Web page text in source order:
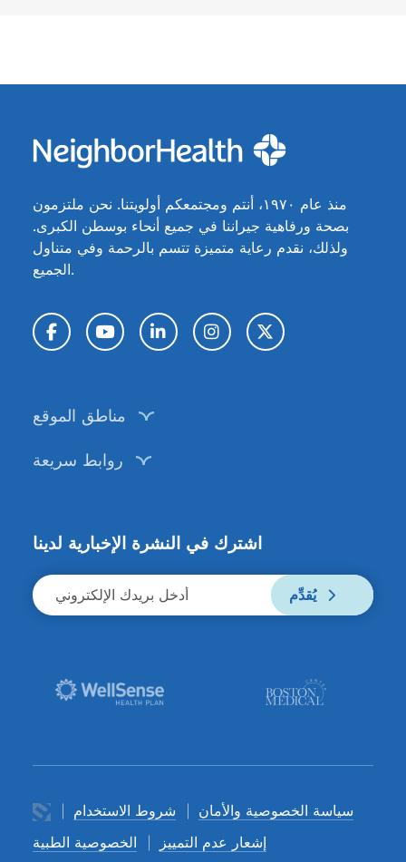
منذ عام ١٩٧٠، أنتم ومجتمعكم أولويتنا. نحن ملتزمون
بصحة ورفاهية جيراننا في جميع أنحاء بوسطن الكبرى.
ولذلك، نقدم رعاية متميزة تتسم بالرحمة وفي متناول
الجميع.
فيسبوكيوتيوب لينكد إنإنستغرام
مناطق الموقع
روابط سريعة
اشترك في النشرة الإخبارية لدينا
يُقدِّم
شروط الاستخدام
سياسة الخصوصية والأمان
الخصوصية الطبية
إشعار عدم التمييز